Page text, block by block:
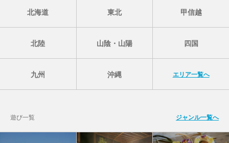
北海道 東北 甲信越
北陸 山陰・山陽 四国
九州 沖縄 エリア一覧へ
遊び一覧 ジャンル一覧へ